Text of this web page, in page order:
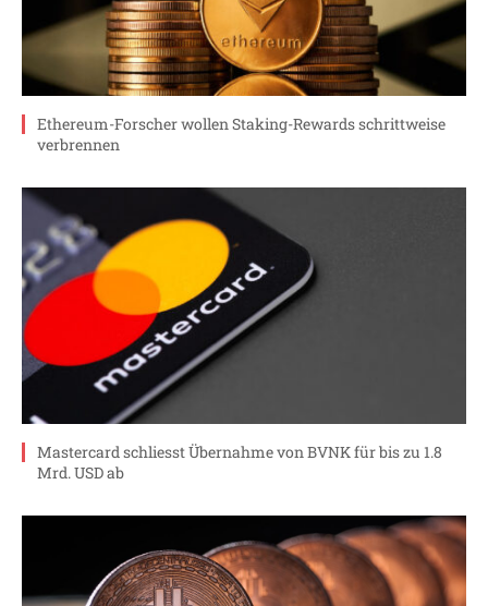
Ethereum-Forscher wollen Staking-Rewards schrittweise
verbrennen
Mastercard schliesst Übernahme von BVNK für bis zu 1.8
Mrd. USD ab